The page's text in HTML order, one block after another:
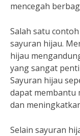
mencegah
Salah satu
sayuran hijau.
hijau
yang sangat
Sayuran hijau
dapat membantu
dan
Selain sayuran